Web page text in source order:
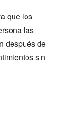
que los
las
después de
sin